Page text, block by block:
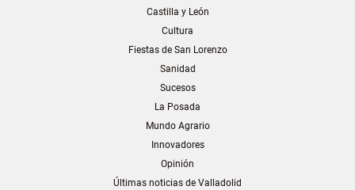
Castilla y León
Cultura
Fiestas de San Lorenzo
Sanidad
Sucesos
La Posada
Mundo Agrario
Innovadores
Opinión
Últimas noticias de Valladolid